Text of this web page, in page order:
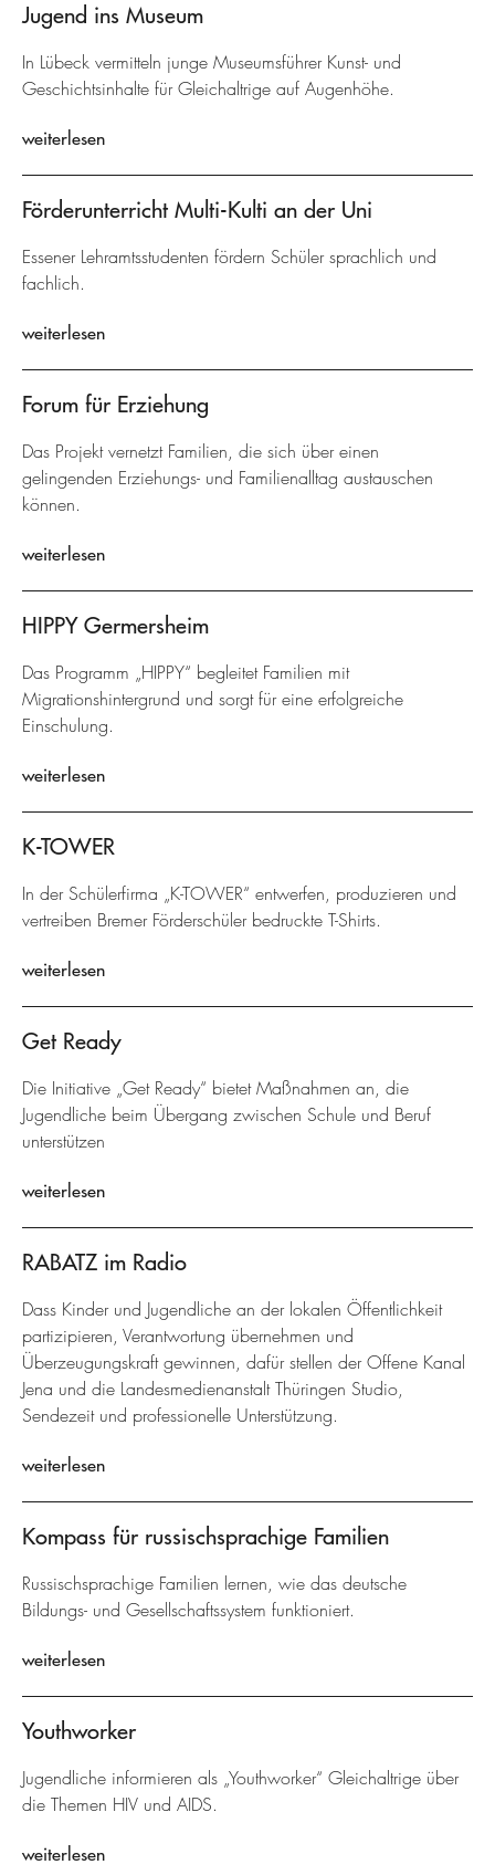
Jugend ins Museum
In Lübeck vermitteln junge Museumsführer Kunst- und
Geschichtsinhalte für Gleichaltrige auf Augenhöhe.
weiterlesen
Förderunterricht Multi-Kulti an der Uni
Essener Lehramtsstudenten fördern Schüler sprachlich und
fachlich.
weiterlesen
Forum für Erziehung
Das Projekt vernetzt Familien, die sich über einen
gelingenden Erziehungs- und Familienalltag austauschen
können.
weiterlesen
HIPPY Germersheim
Das Programm „HIPPY“ begleitet Familien mit
Migrationshintergrund und sorgt für eine erfolgreiche
Einschulung.
weiterlesen
K-TOWER
In der Schülerfirma „K-TOWER“ entwerfen, produzieren und
vertreiben Bremer Förderschüler bedruckte T-Shirts.
weiterlesen
Get Ready
Die Initiative „Get Ready“ bietet Maßnahmen an, die
Jugendliche beim Übergang zwischen Schule und Beruf
unterstützen
weiterlesen
RABATZ im Radio
Dass Kinder und Jugendliche an der lokalen Öffentlichkeit
partizipieren, Verantwortung übernehmen und
Überzeugungskraft gewinnen, dafür stellen der Offene Kanal
Jena und die Landesmedienanstalt Thüringen Studio,
Sendezeit und professionelle Unterstützung.
weiterlesen
Kompass für russischsprachige Familien
Russischsprachige Familien lernen, wie das deutsche
Bildungs- und Gesellschaftssystem funktioniert.
weiterlesen
Youthworker
Jugendliche informieren als „Youthworker“ Gleichaltrige über
die Themen HIV und AIDS.
weiterlesen